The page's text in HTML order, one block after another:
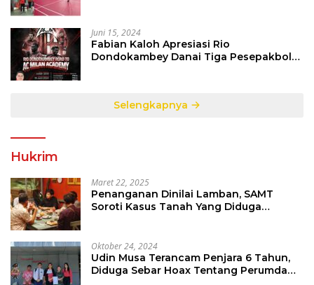
Juni 15, 2024
Fabian Kaloh Apresiasi Rio
Dondokambey Danai Tiga Pesepakbola
Selengkapnya
Hukrim
Maret 22, 2025
Penanganan Dinilai Lamban, SAMT
Soroti Kasus Tanah Yang Diduga
Oktober 24, 2024
Udin Musa Terancam Penjara 6 Tahun,
Diduga Sebar Hoax Tentang Perumda